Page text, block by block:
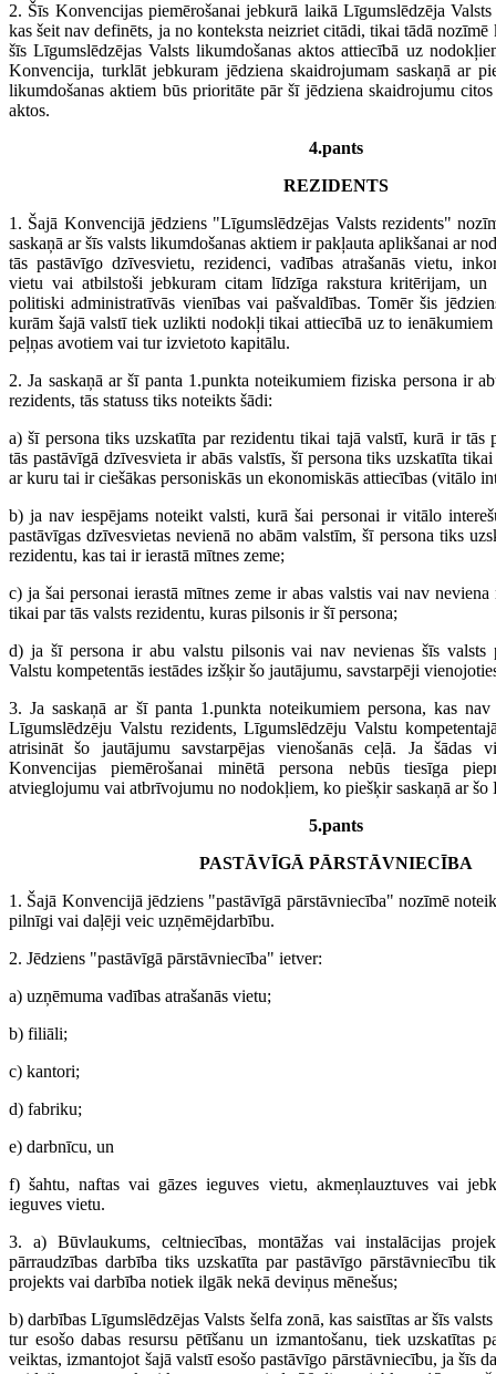
2. Šīs Konvencijas piemērošanai jebkurā laikā Līgumslēdzēja
kas šeit nav definēts, ja no konteksta neizriet citādi, tikai tādā nozīmē
šīs Līgumslēdzējas Valsts likumdošanas aktos attiecībā uz
Konvencija, turklāt jebkuram jēdziena skaidrojumam saskaņā ar
likumdošanas aktiem būs prioritāte pār šī jēdziena skaidrojumu
aktos.
4.pants
REZIDENTS
1. Šajā Konvencijā jēdziens "Līgumslēdzējas Valsts rezidents"
saskaņā ar šīs valsts likumdošanas aktiem ir pakļauta aplikšanai ar
tās pastāvīgo dzīvesvietu, rezidenci, vadības atrašanās vietu,
vietu vai atbilstoši jebkuram citam līdzīga rakstura kritērijam,
politiski administratīvās vienības vai pašvaldības. Tomēr šis
kurām šajā valstī tiek uzlikti nodokļi tikai attiecībā uz to ienākumiem
peļņas avotiem vai tur izvietoto kapitālu.
2. Ja saskaņā ar šī panta 1.punkta noteikumiem fiziska persona ir
rezidents, tās statuss tiks noteikts šādi:
a) šī persona tiks uzskatīta par rezidentu tikai tajā valstī, kurā ir tās
tās pastāvīgā dzīvesvieta ir abās valstīs, šī persona tiks uzskatīta
ar kuru tai ir ciešākas personiskās un ekonomiskās attiecības (vitālo
b) ja nav iespējams noteikt valsti, kurā šai personai ir vitālo
pastāvīgas dzīvesvietas nevienā no abām valstīm, šī persona tiks
rezidentu, kas tai ir ierastā mītnes zeme;
c) ja šai personai ierastā mītnes zeme ir abas valstis vai nav
tikai par tās valsts rezidentu, kuras pilsonis ir šī persona;
d) ja šī persona ir abu valstu pilsonis vai nav nevienas šīs valsts
Valstu kompetentās iestādes izšķir šo jautājumu, savstarpēji
3. Ja saskaņā ar šī panta 1.punkta noteikumiem persona, kas
Līgumslēdzēju Valstu rezidents, Līgumslēdzēju Valstu
atrisināt šo jautājumu savstarpējas vienošanās ceļā. Ja šādas
Konvencijas piemērošanai minētā persona nebūs tiesīga
atvieglojumu vai atbrīvojumu no nodokļiem, ko piešķir saskaņā ar
5.pants
PASTĀVĪGĀ PĀRSTĀVNIECĪBA
1. Šajā Konvencijā jēdziens "pastāvīgā pārstāvniecība" nozīmē
pilnīgi vai daļēji veic uzņēmējdarbību.
2. Jēdziens "pastāvīgā pārstāvniecība" ietver:
a) uzņēmuma vadības atrašanās vietu;
b) filiāli;
c) kantori;
d) fabriku;
e) darbnīcu, un
f) šahtu, naftas vai gāzes ieguves vietu, akmeņlauztuves vai
ieguves vietu.
3. a) Būvlaukums, celtniecības, montāžas vai instalācijas
pārraudzības darbība tiks uzskatīta par pastāvīgo pārstāvniecību
projekts vai darbība notiek ilgāk nekā deviņus mēnešus;
b) darbības Līgumslēdzējas Valsts šelfa zonā, kas saistītas ar šīs
tur esošo dabas resursu pētīšanu un izmantošanu, tiek uzskatītas
veiktas, izmantojot šajā valstī esošo pastāvīgo pārstāvniecību, ja šīs